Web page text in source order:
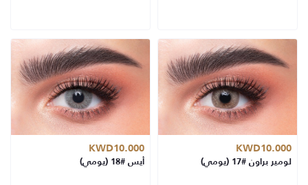
KWD10.000
لومير براون #17 (يومي)
KWD10.000
أيس #18 (يومي)